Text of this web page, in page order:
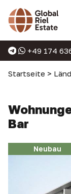
+49 174
Startseite >
Bar
Neubau